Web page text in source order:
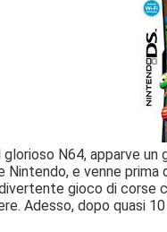
glorioso N64, apparve
Nintendo, e venne
gioco di
Adesso, dopo quasi